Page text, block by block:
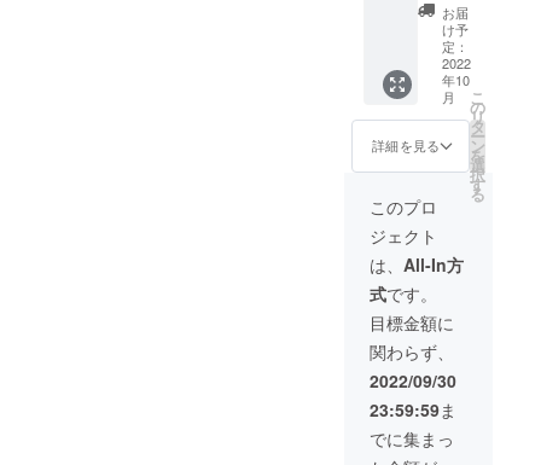
るもの
②公序
良俗に
反する
もの又
はその
おそれ
のある
害とな
又はそ
のおそ
れのあ
るもの
④政治
性又は
宗教性
のある
社会問
題その
他につ
リンク
の掲載
後、も
し変更
や削除
が必要
な場合
は社会
通念上
相当の
範囲内
で対応
いたし
ますの
でご連
絡くだ
さい。
◆備考
に以下
の記載
をお願
いしま
す。 ①
希望す
スポン
サー枠
大とな
りま
す。画
像には
ご本人
様の写
真また
はロゴ
画像が
掲載可
能（画
像がな
い場
合、文
字でも
可能）
です
が、無
効なも
のがご
ざいま
すの
筆）】
BUNTS
U内にス
ポン
サー
ページ
を用意
してい
ます。
当リ
ターン
ではご
支援者
様の画
像（ロ
ゴな
ど）と
画像に
リンク
を設定
できる
スポン
サー枠
大とな
お届
け予
定：
2022
年10
月
詳細を見る
こ
の
リ
タ
ー
ン
を
選
択
す
る
このプロ
ジェクト
は、 All-In方
式です。
目標金額に
関わらず、
2022/09/30
23:59:59ま
でに集まっ